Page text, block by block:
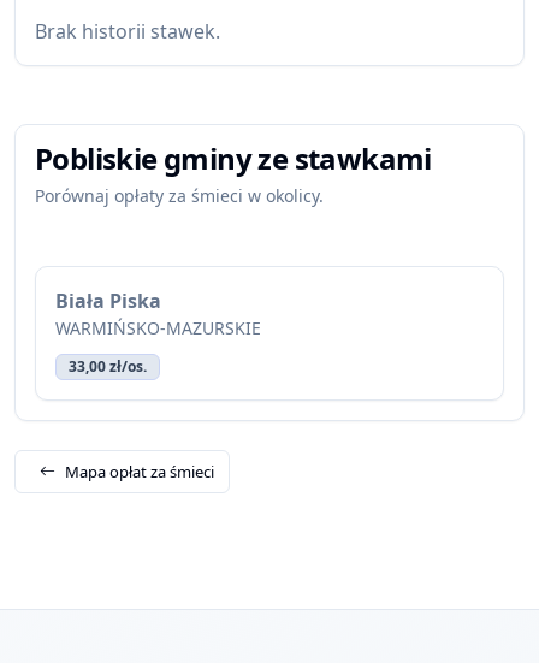
Brak historii stawek.
Pobliskie gminy ze stawkami
Porównaj opłaty za śmieci w okolicy.
Biała Piska
WARMIŃSKO-MAZURSKIE
33,00 zł/os.
Mapa opłat za śmieci